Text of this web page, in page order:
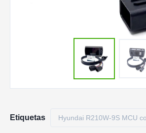
Etiquetas Hyundai R210W-9S MCU